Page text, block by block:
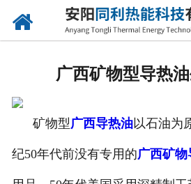
广西矿物型导热
矿物型广西导热油以石油为
纪50年代前没有专用的广西矿物